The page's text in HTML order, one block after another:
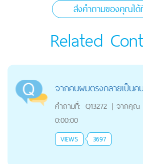
ส่งคำถามของคุณไ
Related
จากคนผมตรงกลายเป็น
คำถามที่: Q13272 | จากคุณ
0:00:00
VIEWS 3697